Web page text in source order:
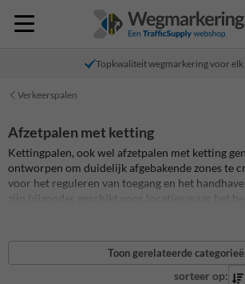
Topkwaliteit wegmarkering voor
Verkeerspalen
Afzetpalen met ketting
Kettingpalen, ook wel afzetpalen met ketting
ontworpen om duidelijk afgebakende zones te
voor het reguleren van toegang en het
zijn bijzonder geschikt voor locaties waar het
bepaalde gebieden af te schermen of het
parkeerplaatsen, wandelpaden of gevoelige
assortiment kettingpalen biedt diverse stijlen en
de specifieke behoeften van jouw terrein. Deze
zijn niet alleen functioneel, maar verbeteren
Toon gerelateerde
sorteer op: